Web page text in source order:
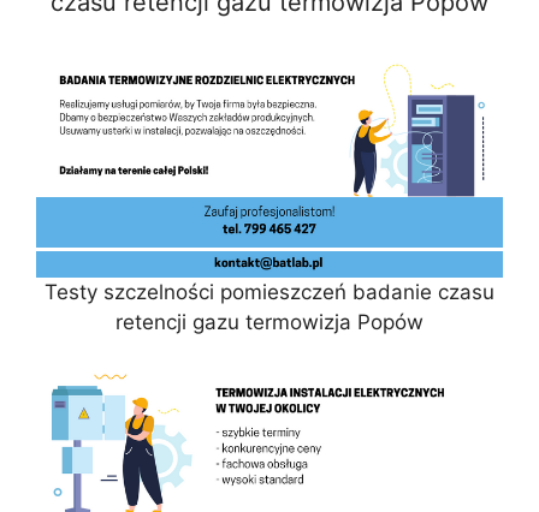
Testy szczelności pomieszczeń badanie czasu
retencji gazu termowizja Popów